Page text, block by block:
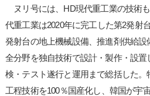
ヌリ号には、HD現代重工業の技術
代重工業は2020年に完工した第2発射
発射台の地上機械設備、推進剤供給
全分野を独自技術で設計・製作・設
検・テスト遂行と運用まで総括した
工程技術を100％国産化し、韓国が宇